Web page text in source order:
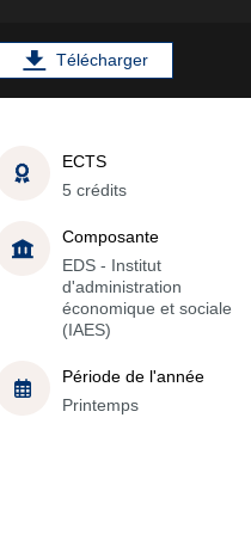
Télécharger
ECTS
5 crédits
Composante
EDS - Institut
d'administration
économique et sociale
(IAES)
Période de l'année
Printemps